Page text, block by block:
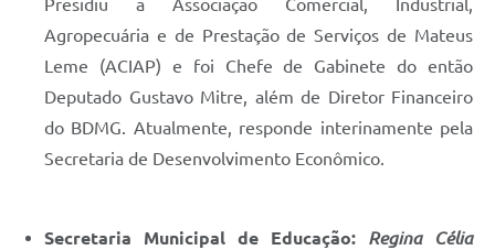
Agropecuária e de Prestação de Serviços de Mateus
Leme (ACIAP) e foi Chefe de Gabinete do então
Deputado Gustavo Mitre, além de Diretor Financeiro
do BDMG. Atualmente, responde interinamente pela
Secretaria de Desenvolvimento Econômico.
Secretaria Municipal de Educação: Regina Célia